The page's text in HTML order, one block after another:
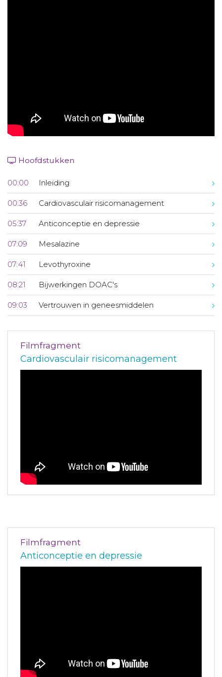
Hoofdstukken
00:00 Inleiding
00:36 Cardiovasculair risicomanagement
05:37 Anticonceptie en depressie
07:09 Mesalazine
07:41 Levothyroxine
08:21 Bijwerkingen DOAC's
09:03 Vertrouwen in geneesmiddelen
Filmfragment
Cardiovasculair risicomanagement
Filmfragment
Anticonceptie en depressie